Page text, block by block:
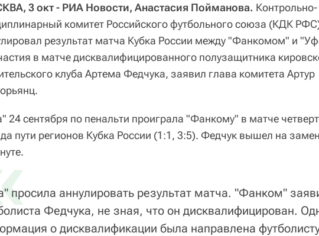
3 окт - РИА Новости, Анастасия Пойманова. Контрольно-
комитет Российского футбольного союза (КДК
результат матча Кубка России между "Фанкомом" и
в матче дисквалифицированного полузащитника
клуба Артема Федчука, заявил глава комитета Артур
24 сентября по пенальти проиграла "Фанкому" в матче
пути регионов Кубка России (1:1, 3:5). Федчук вышел на
просила аннулировать результат матча. "Фанком"
Федчука, не зная, что он дисквалифицирован.
о дисквалификации была направлена